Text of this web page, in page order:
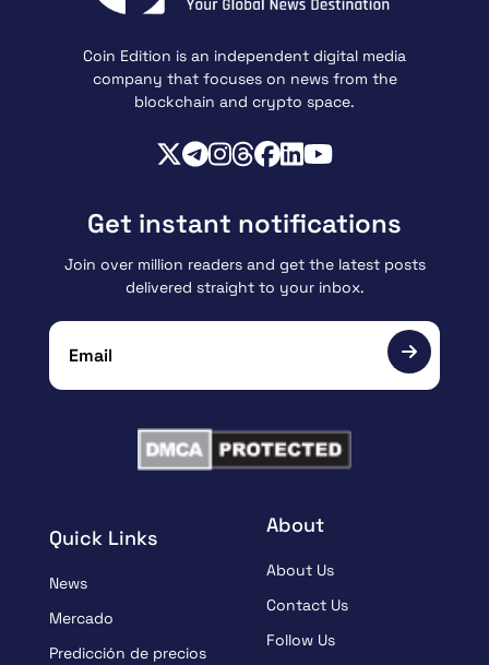
Coin Edition is an independent digital media
company that focuses on news from the
blockchain and crypto space.
Quick Links
News
Mercado
Predicción de precios
About
About Us
Contact Us
Follow Us
Get instant notifications
Join over million readers and get the latest posts
delivered straight to your inbox.